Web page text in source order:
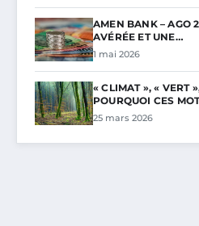
AMEN BANK – AGO
AVÉRÉE ET UNE…
1 mai 2026
« CLIMAT », « VERT
POURQUOI CES
25 mars 2026